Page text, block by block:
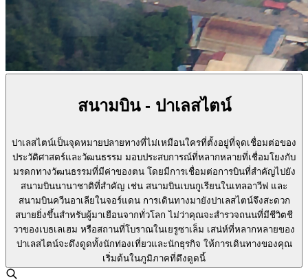
สนามบิน - ปาเลสไตน์
ปาเลสไตน์เป็นจุดหมายปลายทางที่ไม่เหมือนใครที่ตั้งอยู่ที่จุดเชื่อมต่อของ
ประวัติศาสตร์และวัฒนธรรม มอบประสบการณ์ที่หลากหลายที่เชื่อมโยงกับ
มรดกทางวัฒนธรรมที่มีค่าของตน โดยมีการเชื่อมต่อการบินที่สำคัญไปยัง
สนามบินนานาชาติที่สำคัญ เช่น สนามบินเบนกูเรียนในเทลอาวีฟ และ
สนามบินควีนอาเลียในจอร์แดน การเดินทางมายังปาเลสไตน์จึงสะดวก
สบายยิ่งขึ้นสำหรับผู้มาเยือนจากทั่วโลก ไม่ว่าคุณจะสำรวจถนนที่มีชีวิตชี
วาของเบธเลเฮม หรือสถานที่โบราณในเยรูซาเล็ม เสน่ห์ที่หลากหลายของ
ปาเลสไตน์จะดึงดูดทั้งนักท่องเที่ยวและนักธุรกิจ ให้การเดินทางของคุณ
เริ่มต้นในภูมิภาคที่ดึงดูดนี้